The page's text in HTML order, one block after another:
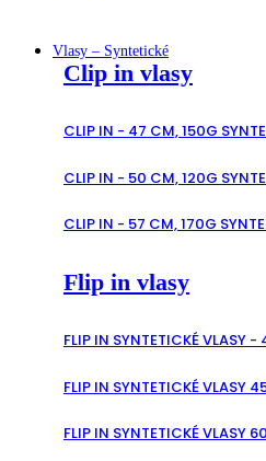
Vlasy – Syntetické
Clip in vlasy
CLIP IN - 47 CM, 150G
CLIP IN - 50 CM, 120G
CLIP IN - 57 CM, 170G
Flip in vlasy
FLIP IN SYNTETICKÉ VLASY -
FLIP IN SYNTETICKÉ VLASY
FLIP IN SYNTETICKÉ VLASY